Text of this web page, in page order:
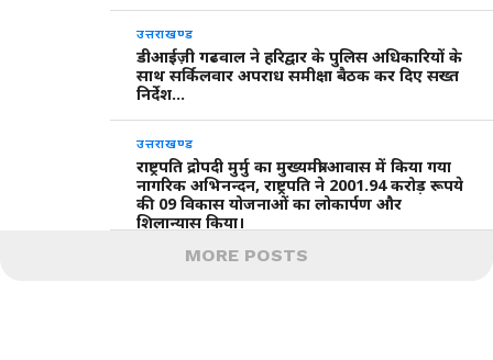
उत्तराखण्ड
डीआईज़ी गढवाल ने हरिद्वार के पुलिस अधिकारियों के
साथ सर्किलवार अपराध समीक्षा बैठक कर दिए सख्त
निर्देश…
उत्तराखण्ड
राष्ट्रपति द्रोपदी मुर्मु का मुख्यमंत्री आवास में किया गया
नागरिक अभिनन्दन, राष्ट्रपति ने 2001.94 करोड़ रूपये
की 09 विकास योजनाओं का लोकार्पण और
शिलान्यास किया।
MORE POSTS